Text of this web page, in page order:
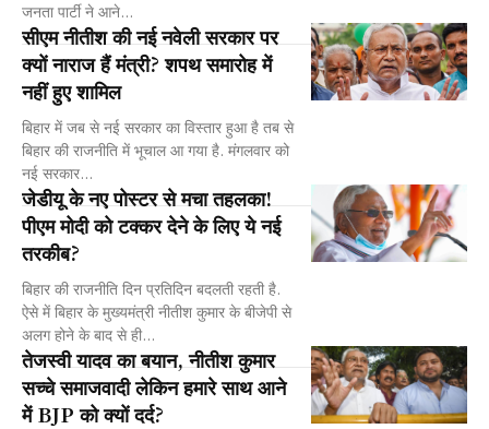
जनता पार्टी ने आने...
सीएम नीतीश की नई नवेली सरकार पर
क्यों नाराज हैं मंत्री? शपथ समारोह में
नहीं हुए शामिल
बिहार में जब से नई सरकार का विस्तार हुआ है तब से
बिहार की राजनीति में भूचाल आ गया है. मंगलवार को
नई सरकार...
जेडीयू के नए पोस्टर से मचा तहलका!
पीएम मोदी को टक्कर देने के लिए ये नई
तरकीब?
बिहार की राजनीति दिन प्रतिदिन बदलती रहती है.
ऐसे में बिहार के मुख्यमंत्री नीतीश कुमार के बीजेपी से
अलग होने के बाद से ही...
तेजस्वी यादव का बयान, नीतीश कुमार
सच्चे समाजवादी लेकिन हमारे साथ आने
में BJP को क्यों दर्द?